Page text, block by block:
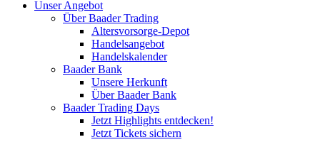
Unser Angebot
Über Baader Trading
Altersvorsorge-Depot
Handelsangebot
Handelskalender
Baader Bank
Unsere Herkunft
Über Baader Bank
Baader Trading Days
Jetzt Highlights entdecken!
Jetzt Tickets sichern